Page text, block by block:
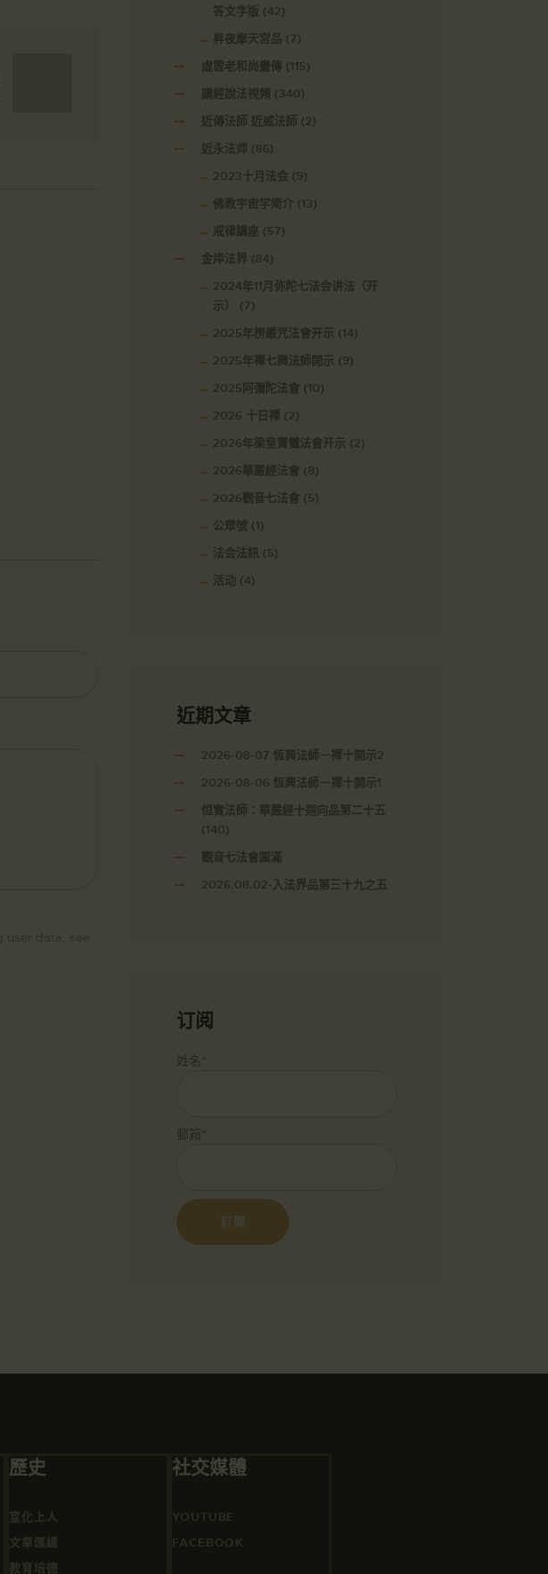
答文字版 (42)
昇夜摩天宮品 (7)
虛雲老和尚畫傳 (115)
講經說法視頻
(340)
近傳法師 近威法師 (2)
近永法师 (86)
2023十月法会 (9)
佛教宇宙学简介 (13)
戒律講座 (57)
金岸法界 (84)
2024年11月弥陀七法会讲法（开
示）
(7)
2025年楞嚴咒法會开示 (14)
2025年禪七興法師開示 (9)
2025阿彌陀法會 (10)
2026 十日禪
(2)
2026年梁皇寶懺法會开示 (2)
2026華嚴經法會 (8)
2026觀音七法會 (5)
公眾號 (1)
法会法訊 (5)
活动 (4)
近期文章
2026-08-07 恆興法師－禪十開示2
2026-08-06 恆興法師－禪十開示1
恒實法師：華嚴經十迴向品第二十五
(140)
觀音七法會圓滿
2026.08.02-入法界品第三十九之五
订阅
姓名*
郵箱*
歷史
宣化上人
文章匯總
教育培德
社交媒體
YOUTUBE
FACEBOOK